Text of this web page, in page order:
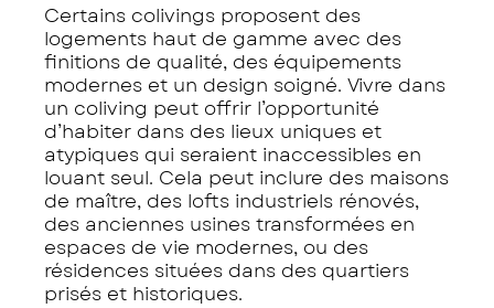
Certains colivings proposent des
logements haut de gamme avec des
finitions de qualité, des équipements
modernes et un design soigné. Vivre dans
un coliving peut offrir l’opportunité
d’habiter dans des lieux uniques et
atypiques qui seraient inaccessibles en
louant seul. Cela peut inclure des maisons
de maître, des lofts industriels rénovés,
des anciennes usines transformées en
espaces de vie modernes, ou des
résidences situées dans des quartiers
prisés et historiques.